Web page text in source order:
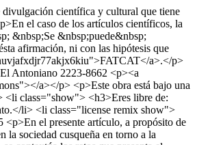
científica y cultural que tiene
el caso de los artículos científicos, la
&nbsp;Se &nbsp;puede&nbsp;
afirmación, ni con las hipótesis que
a>.</p>
El Antoniano 2223-8662 <p><a
a></p> <p>Este obra está bajo una
<li class="show"> <h3>Eres libre de:
li> <li class="license remix show">
<p>En el presente artículo, a propósito de
la sociedad cusqueña en torno a la